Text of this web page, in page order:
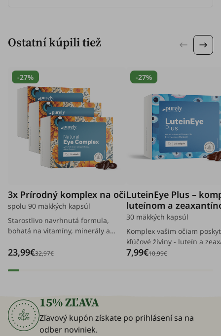
Ostatní kúpili tiež
-27%
3x Prírodný komplex na oči
spolu 90 mäkkých kapsúl
Starostlivo navrhnutá formula,
bohatá na vitamíny, minerály a
komplexne podporujú vaše oči a
23,99€32,97€
-27%
LuteinEye Plus –
luteínom a
30 mäkkých kapsúl
Komplex vašim očiam
kľúčové živiny - luteín a
Vaše oči vám budú vďačné
7,99€10,99€
15% ZĽAVA
Zľavový kupón získate po prihlásení sa na
odber noviniek.